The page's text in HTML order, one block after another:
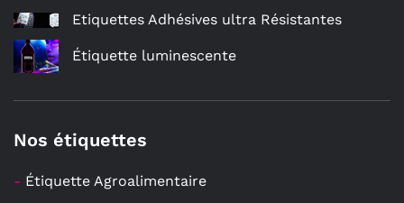
Etiquettes Adhésives ultra Résistantes
Étiquette luminescente
Nos étiquettes
- Étiquette Agroalimentaire